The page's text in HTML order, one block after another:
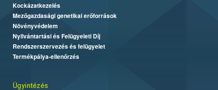
Kockázatkezelés
Mezőgazdasági genetikai erőforrások
Növényvédelem
Nyilvántartási és Felügyeleti Díj
Rendszerszervezés és felügyelet
Termékpálya-ellenőrzés
Ügyintézés